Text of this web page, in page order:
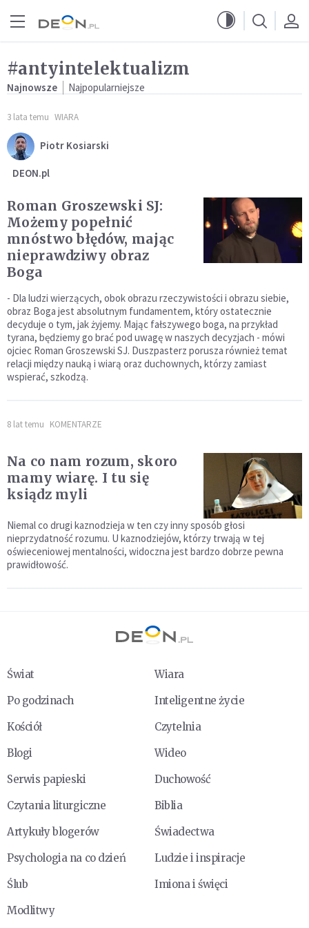
#antyintelektualizm
Najnowsze Najpopularniejsze
3 lata temu WIARA
Piotr Kosiarski
DEON.pl
Roman Groszewski SJ:
Możemy popełnić
mnóstwo błędów, mając
nieprawdziwy obraz
Boga
- Dla ludzi wierzących, obok obrazu rzeczywistości i obrazu siebie,
obraz Boga jest absolutnym fundamentem, który ostatecznie
decyduje o tym, jak żyjemy. Mając fałszywego boga, na przykład
tyrana, będziemy go brać pod uwagę w naszych decyzjach - mówi
ojciec Roman Groszewski SJ. Duszpasterz porusza również temat
relacji między nauką i wiarą oraz duchownych, którzy zamiast
wspierać, szkodzą.
8 lat temu KOMENTARZE
Na co nam rozum, skoro
mamy wiarę. I tu się
ksiądz myli
Niemal co drugi kaznodzieja w ten czy inny sposób głosi
nieprzydatność rozumu. U kaznodziejów, którzy trwają w tej
oświeceniowej mentalności, widoczna jest bardzo dobrze pewna
prawidłowość.
Świat
Wiara
Po godzinach
Inteligentne życie
Kościół
Czytelnia
Blogi
Wideo
Serwis papieski
Duchowość
Czytania liturgiczne
Biblia
Artykuły blogerów
Świadectwa
Psychologia na co dzień
Ludzie i inspiracje
Ślub
Imiona i święci
Modlitwy